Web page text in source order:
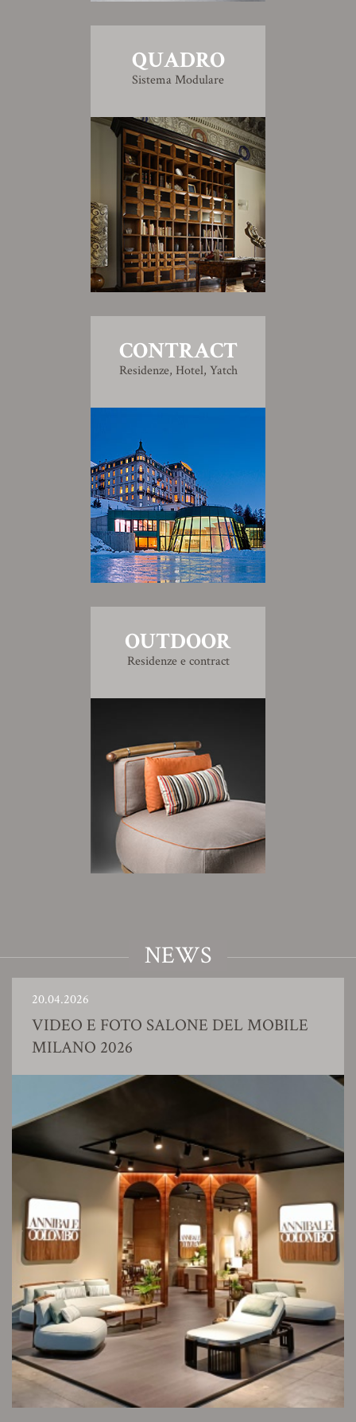
QUADRO
Sistema Modulare
CONTRACT
Residenze, Hotel, Yatch
OUTDOOR
Residenze e contract
NEWS
20.04.2026
VIDEO E FOTO SALONE DEL MOBILE
MILANO 2026